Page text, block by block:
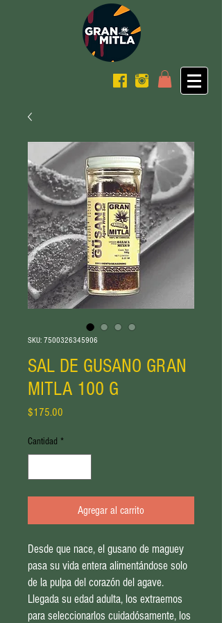
SKU: 7500326345906
SAL DE GUSANO GRAN
MITLA 100 G
$175.00
Cantidad *
Agregar al carrito
Desde que nace, el gusano de maguey
pasa su vida entera alimentándose solo
de la pulpa del corazón del agave.
Llegada su edad adulta, los extraemos
para seleccionarlos cuidadósamente, los